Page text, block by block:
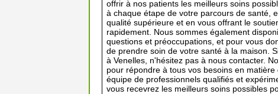
offrir à nos patients les meilleurs soins
à chaque étape de votre parcours de santé,
qualité supérieure et en vous offrant le
rapidement. Nous sommes également
questions et préoccupations, et pour vous
de prendre soin de votre santé à la maison.
à Venelles, n'hésitez pas à nous contacter.
pour répondre à tous vos besoins en
équipe de professionnels qualifiés et
vous recevrez les meilleurs soins possibles